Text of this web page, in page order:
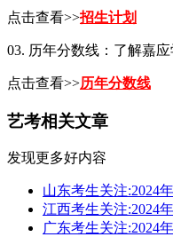
点击查看>>招生计划
03. 历年分数线：了解嘉
点击查看>>历年分数线
艺考相关文章
发现更多好内容
山东考生关注:2024
江西考生关注:2024
广东考生关注:2024